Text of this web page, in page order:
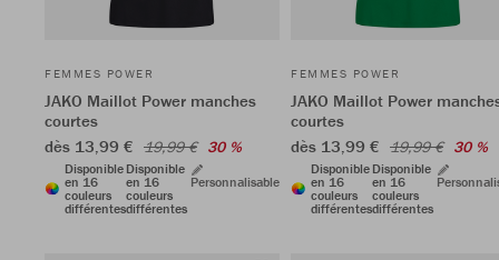
FEMMES POWER
JAKO Maillot Power manches
courtes
dès 13,99 € 19,99 € 30 %
Disponible
en 16
couleurs
différentes
Disponible
en 16
couleurs
différentes
Personnalisable
FEMMES POWER
JAKO Maillot Power
courtes
dès 13,99 € 19,99 € 30 %
Disponible
en 16
couleurs
différentes
Disponible
en 16
couleurs
différentes